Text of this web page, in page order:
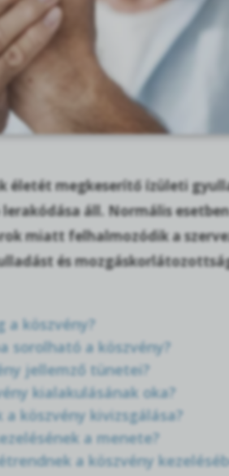
életét megkeserítő ízületi
áll. Normális
miatt felhalmozódik a
és
a köszvény?
sorolható a köszvény?
jellemző tünetei?
kialakulásának oka?
köszvény kivizsgálása?
a menete?
a köszvény